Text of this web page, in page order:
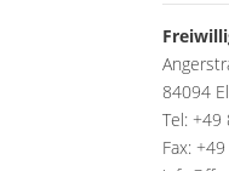
84094
Tel:
Fax: